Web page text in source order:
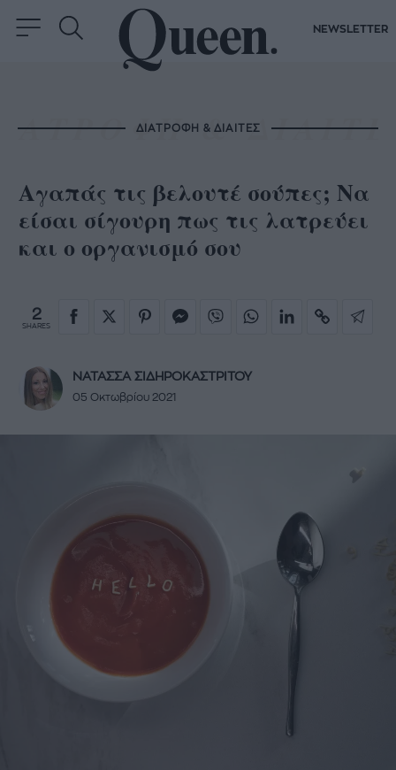
NEWSLETTER
ΔΙΑΤΡΟΦΗ & ΔΙΑΙΤΕΣ
Αγαπάς τις βελουτέ σούπες; Να
είσαι σίγουρη πως τις λατρεύει
και ο οργανισμό σου
2
SHARES
ΝΑΤΑΣΣΑ ΣΙΔΗΡΟΚΑΣΤΡΙΤΟΥ
05 Οκτωβρίου 2021